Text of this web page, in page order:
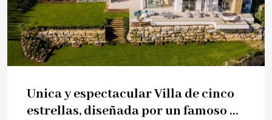
Unica y espectacular Villa de cinco
estrellas, diseñada por un famoso ...